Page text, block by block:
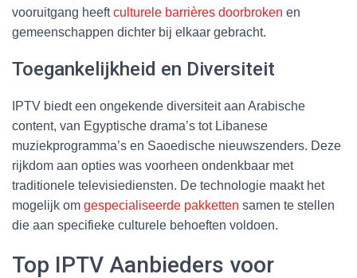
vooruitgang heeftculturele barrières doorbroken en
gemeenschappen dichter bij elkaar gebracht.
Toegankelijkheid en Diversiteit
IPTV biedt een ongekende diversiteit aan Arabische
content, van Egyptische drama’s tot Libanese
muziekprogramma’s en Saoedische nieuwszenders. Deze
rijkdom aan opties was voorheen ondenkbaar met
traditionele televisiediensten. De technologie maakt het
mogelijk om gespecialiseerde pakketten samen te stellen
die aan specifieke culturele behoeften voldoen.
Top IPTV Aanbieders voor